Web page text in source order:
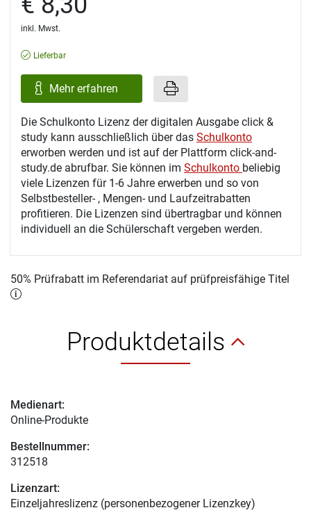
inkl. Mwst.
Lieferbar
Mehr erfahren
Die Schulkonto Lizenz der digitalen Ausgabe click &
study kann ausschließlich über das Schulkonto
erworben werden und ist auf der Plattform click-and-
study.de abrufbar. Sie können im Schulkonto beliebig
viele Lizenzen für 1-6 Jahre erwerben und so von
Selbstbesteller- , Mengen- und Laufzeitrabatten
profitieren. Die Lizenzen sind übertragbar und können
individuell an die Schülerschaft vergeben werden.
50% Prüfrabatt im Referendariat auf prüfpreisfähige Titel
Produktdetails
Medienart:
Online-Produkte
Bestellnummer:
312518
Lizenzart:
Einzeljahreslizenz (personenbezogener Lizenzkey)